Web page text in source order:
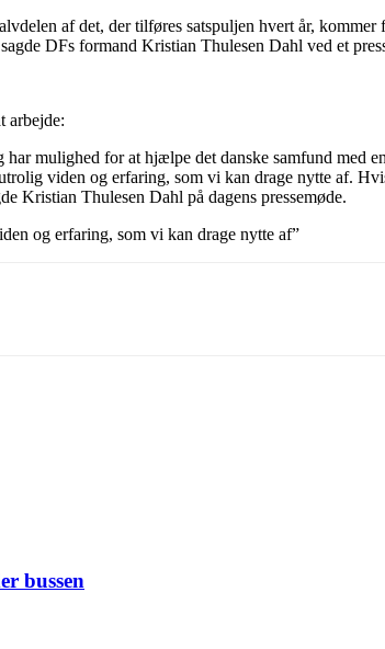
af det, der tilføres satspuljen hvert år,
DFs formand Kristian Thulesen Dahl ved et
arbejde:
mulighed for at hjælpe det danske samfund med
viden og erfaring, som vi kan drage nytte af.
Kristian Thulesen Dahl på dagens pressemøde.
og erfaring, som vi kan drage nytte af”
bussen